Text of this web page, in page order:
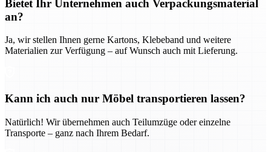
Bietet Ihr Unternehmen auch Verpackungsmaterial
an?
Ja, wir stellen Ihnen gerne Kartons, Klebeband und weitere
Materialien zur Verfügung – auf Wunsch auch mit Lieferung.
Kann ich auch nur Möbel transportieren lassen?
Natürlich! Wir übernehmen auch Teilumzüge oder einzelne
Transporte – ganz nach Ihrem Bedarf.